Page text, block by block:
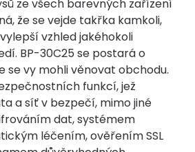
ze všech barevných zařízení
že se vejde takřka kamkoli,
vzhled jakéhokoli
BP-30C25 se postará o
se vy mohli věnovat obchodu.
funkcí, jež
a síť v bezpečí, mimo jiné
dat, systémem
léčením, ověřením SSL